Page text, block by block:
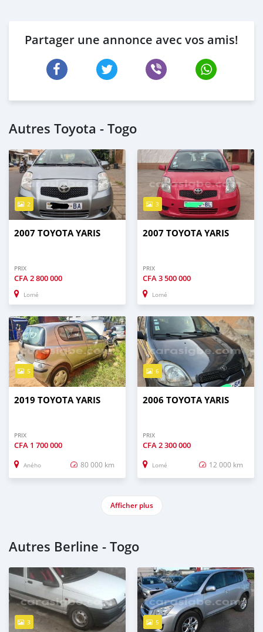
Partager une annonce avec vos amis!
Autres Toyota - Togo
2
2007 TOYOTA YARIS
PRIX
CFA2 800 000
Lomé
3
2007 TOYOTA YARIS
PRIX
CFA3 500 000
Lomé
5
2019 TOYOTA YARIS
PRIX
CFA 1 700 000
Aného 80 000 km
6
2006 TOYOTA YARIS
PRIX
CFA2 300 000
Lomé 12 000 km
Afficher plus
Autres Berline - Togo
3 5